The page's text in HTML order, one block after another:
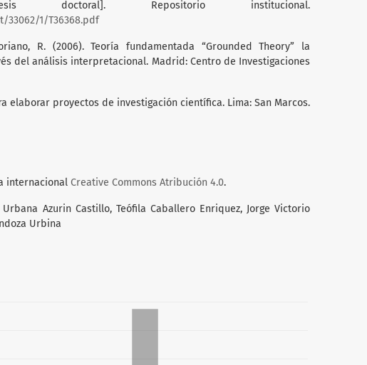
doctoral]. Repositorio institucional.
1/T36368.pdf
R. (2006). Teoría fundamentada “Grounded Theory” la
del análisis interpretacional. Madrid: Centro de Investigaciones
elaborar proyectos de investigación científica. Lima: San Marcos.
internacional Creative Commons Atribución 4.0.
Azurin Castillo, Teófila Caballero Enriquez, Jorge Victorio
Urbina